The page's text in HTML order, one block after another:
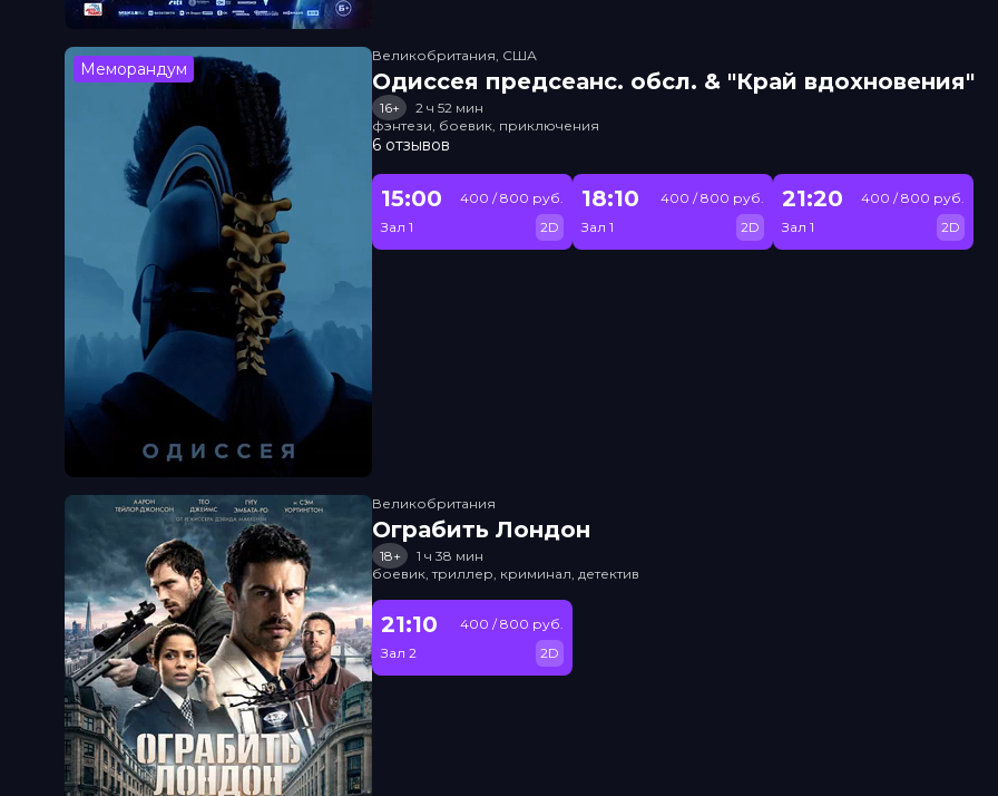
Меморандум
Великобритания, США
Одиссея прeдсeанc. обсл. & "Край вдохновения"
16+
2 ч 52 мин
фэнтези, боевик, приключения
6 отзывов
15:00
Зал 1
400 / 800 руб.
2D
18:10
Зал 1
400 / 800 руб.
2D
21:20
Зал 1
400 / 800 руб.
2D
Великобритания
Ограбить Лондон
18+
1 ч 38 мин
боевик, триллер, криминал, детектив
21:10
Зал 2
400 / 800 руб.
2D